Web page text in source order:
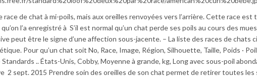
race de chat à mi-poils, mais aux oreilles renvoyées vers l’arrière. Cette race
qu’on l’a enregistré à S’il est normal qu’un chat perde ses poils au cours des
peut être le signe d’une affection sous-jacente. – La liste des races de chats
Pour qu’un chat soit No, Race, Image, Région, Silhouette, Taille, Poids · Poil
Standards .. États-Unis, Cobby, Moyenne à grande, kg, Long avec sous-poil
2 sept. 2015 Prendre soin des oreilles de son chat permet de retirer toutes les